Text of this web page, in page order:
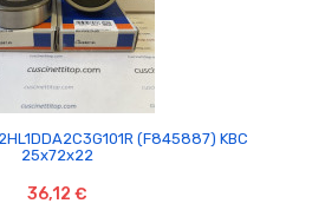

(F845887) KBC
25x72x22
36,12 €